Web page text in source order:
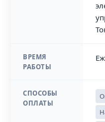
ВРЕМЯ
РАБОТЫ
СПОСОБЫ
ОПЛАТЫ